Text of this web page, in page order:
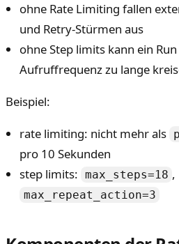
ohne Rate Limiting fallen
und Retry-Stürmen aus
ohne Step limits kann ein
Aufruffrequenz zu lange
Beispiel:
rate limiting: nicht mehr als
pro 10 Sekunden
step limits: max_steps=18 ,
max_repeat_action=3